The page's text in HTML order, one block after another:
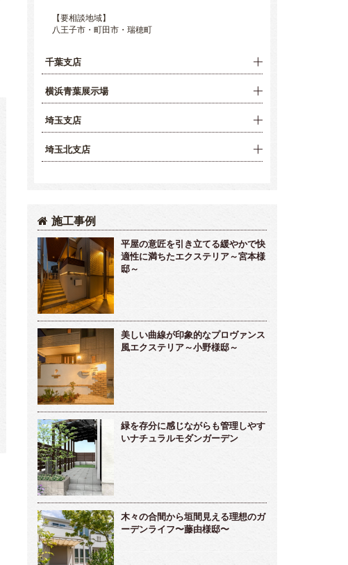
【要相談地域】
八王子市・町田市・瑞穂町
千葉支店
横浜青葉展示場
埼玉支店
埼玉北支店
施工事例
平屋の意匠を引き立てる緩やかで快
適性に満ちたエクステリア～宮本様
邸～
美しい曲線が印象的なプロヴァンス
風エクステリア～小野様邸～
緑を存分に感じながらも管理しやす
いナチュラルモダンガーデン
木々の合間から垣間見える理想のガ
ーデンライフ〜藤由様邸〜